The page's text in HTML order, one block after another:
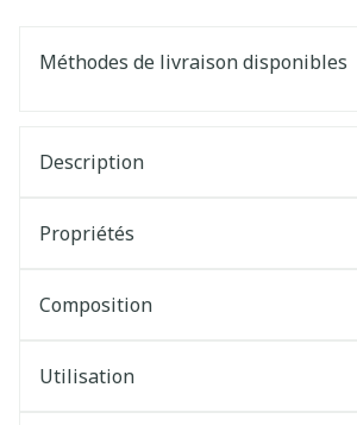
Méthodes de livraison disponibles
Description
Propriétés
Composition
Utilisation